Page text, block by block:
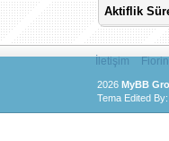
Aktiflik
İletişim
2026 MyBB
Tema Edited By: